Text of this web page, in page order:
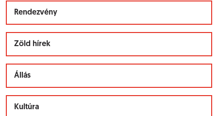
Rendezvény
Zöld hírek
Állás
Kultúra